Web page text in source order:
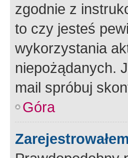
zgodnie z
to czy jesteś
wykorzystania
niepożądanych.
mail spróbuj
Góra